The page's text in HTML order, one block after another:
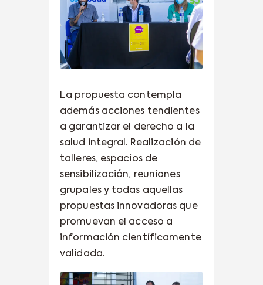
La propuesta contempla
además acciones tendientes
a garantizar el derecho a la
salud integral. Realización de
talleres, espacios de
sensibilización, reuniones
grupales y todas aquellas
propuestas innovadoras que
promuevan el acceso a
información científicamente
validada.